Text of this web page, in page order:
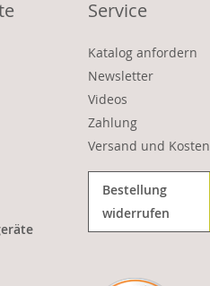
Service
Katalog anfordern
Newsletter
Videos
Zahlung
Versand und Kosten
Bestellung
widerrufen